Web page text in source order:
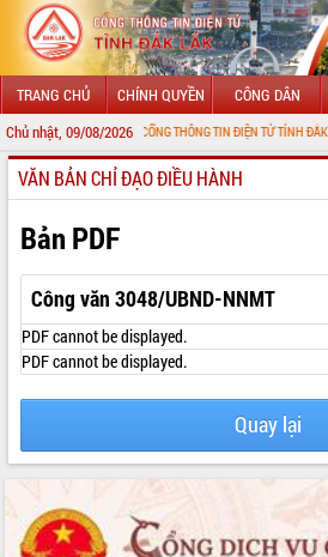
TRANG CHỦ CHÍNH QUYỀN CÔNG DÂN
Chủ nhật, 09/08/2026
ĐẾN VỚI CỔNG THÔNG TIN ĐIỆN TỬ TỈNH ĐẮK LẮK
GIỚI THIỆU
LÃNH ĐẠO UBND TỈNH
TIN TỨC SỰ KIỆN
SỞ, BAN, NGÀNH
UBND CÁC XÃ, PHƯỜNG
HỆ THỐNG VĂN BẢN
VĂN BẢN HĐND TỈNH
VĂN BẢN CHỈ ĐẠO ĐIỀU HÀNH
Bản PDF
Công văn 3048/UBND-NNMT
PDF cannot be displayed.
PDF cannot be displayed.
Quay lại